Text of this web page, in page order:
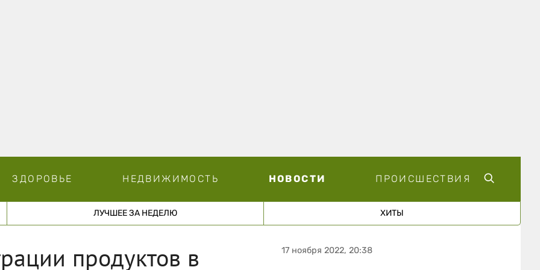
ЗДОРОВЬЕ НЕДВИЖИМОСТЬ НОВОСТИ ПРОИСШЕСТВИЯ
ЛУЧШЕЕ ЗА НЕДЕЛЮ ХИТЫ
продуктов в
17 ноября 2022, 20:38